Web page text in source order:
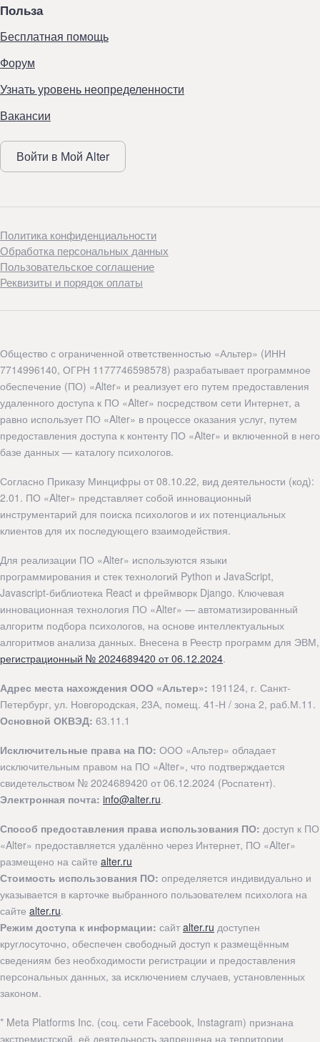
Польза
Бесплатная помощь
Форум
Узнать уровень неопределенности
Вакансии
Войти в Мой Alter
Политика конфиденциальности
Обработка персональных данных
Пользовательское соглашение
Реквизиты и порядок оплаты
Общество с ограниченной ответственностью «Альтер» (ИНН
7714996140, ОГРН 1177746598578) разрабатывает программное
обеспечение (ПО) «Alter» и реализует его путем предоставления
удаленного доступа к ПО «Alter» посредством сети Интернет, а
равно использует ПО «Alter» в процессе оказания услуг, путем
предоставления доступа к контенту ПО «Alter» и включенной в него
базе данных — каталогу психологов.
Согласно Приказу Минцифры от 08.10.22, вид деятельности (код):
2.01. ПО «Alter» представляет собой инновационный
инструментарий для поиска психологов и их потенциальных
клиентов для их последующего взаимодействия.
Для реализации ПО «Alter» используются языки
программирования и стек технологий Python и JavaScript,
Javascript-библиотека React и фреймворк Django. Ключевая
инновационная технология ПО «Alter» — автоматизированный
алгоритм подбора психологов, на основе интеллектуальных
алгоритмов анализа данных. Внесена в Реестр программ для ЭВМ,
регистрационный № 2024689420 от 06.12.2024.
Адрес места нахождения ООО «Альтер»: 191124, г. Санкт-
Петербург, ул. Новгородская, 23А, помещ. 41-Н / зона 2, раб.М.11.
Основной ОКВЭД: 63.11.1
Исключительные права на ПО: ООО «Альтер» обладает
исключительным правом на ПО «Alter», что подтверждается
свидетельством № 2024689420 от 06.12.2024 (Роспатент).
Электронная почта: info@alter.ru.
Способ предоставления права использования ПО: доступ к ПО
«Alter» предоставляется удалённо через Интернет, ПО «Alter»
размещено на сайте alter.ru
Стоимость использования ПО: определяется индивидуально и
указывается в карточке выбранного пользователем психолога на
сайте alter.ru.
Режим доступа к информации: сайт alter.ru доступен
круглосуточно, обеспечен свободный доступ к размещённым
сведениям без необходимости регистрации и предоставления
персональных данных, за исключением случаев, установленных
законом.
* Meta Platforms Inc. (соц. сети Facebook, Instagram) признана
экстремистской, её деятельность запрещена на территории